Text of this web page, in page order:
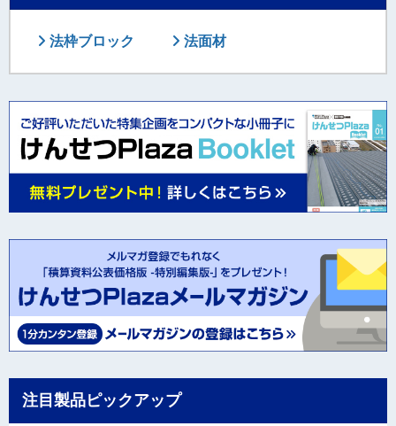
法枠ブロック 法面材
注目製品ピックアップ